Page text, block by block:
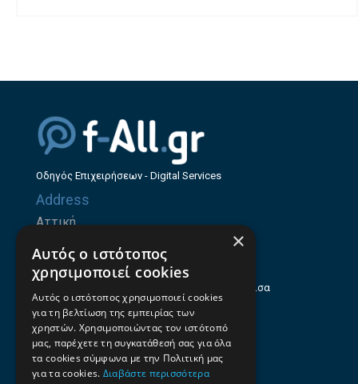
Οδηγός Επιχειρήσεων - Digital Services
Address
Αττική
Θεσσαλία
Ηρώων Πολυτεχνείου 214 (1ος Όροφος), Λάρισα
Επαγγελματικός οδηγός Λάρισας
Emails
×
Αυτός ο ιστότοπος
χρησιμοποιεί cookies
Αυτός ο ιστότοπος χρησιμοποιεί cookies
για τη βελτίωση της εμπειρίας των
χρηστών. Χρησιμοποιώντας τον ιστότοπό
μας, παρέχετε τη συγκατάθεσή σας για όλα
τα cookies σύμφωνα με την Πολιτική μας
για τα cookies. Διαβάστε περισσότερα